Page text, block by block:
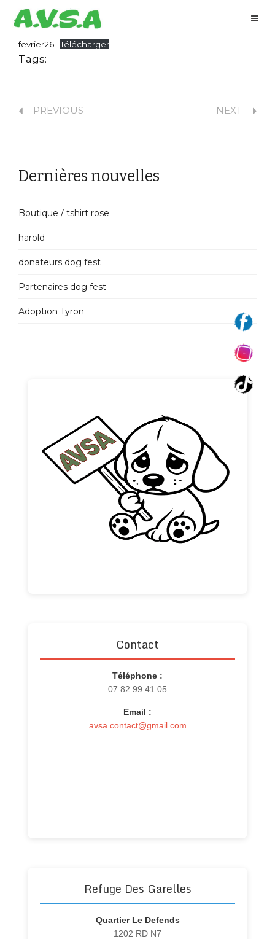
fevrier26 Télécharger
Tags:
PREVIOUS NEXT
Dernières nouvelles
Boutique / tshirt rose
harold
donateurs dog fest
Partenaires dog fest
Adoption Tyron
Contact
Téléphone :
07 82 99 41 05
Email :
avsa.contact@gmail.com
Refuge Des Garelles
Quartier Le Defends
1202 RD N7